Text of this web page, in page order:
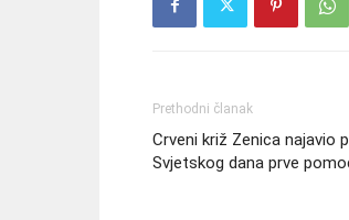
Prethodni članak
Crveni križ Zenica najavio
Svjetskog dana prve